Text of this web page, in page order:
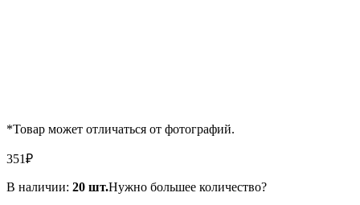
*Товар может отличаться от фотографий.
351₽
В наличии: 20 шт.Нужно большее количество?